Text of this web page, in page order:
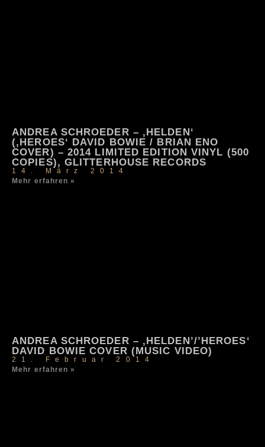
ANDREA SCHROEDER – ‚HELDEN‘
(‚HEROES‘ DAVID BOWIE / BRIAN ENO
COVER) – 2014 LIMITED EDITION VINYL (500
COPIES), GLITTERHOUSE RECORDS
14. März 2014
Mehr erfahren »
ANDREA SCHROEDER – ‚HELDEN’/’HEROES‘
DAVID BOWIE COVER (MUSIC VIDEO)
21. Februar 2014
Mehr erfahren »